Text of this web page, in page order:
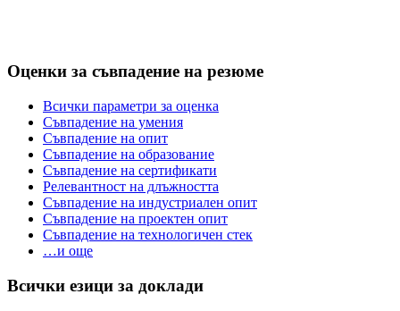
Оценки за съвпадение на резюме
Всички параметри за оценка
Съвпадение на умения
Съвпадение на опит
Съвпадение на образование
Съвпадение на сертификати
Релевантност на длъжността
Съвпадение на индустриален опит
Съвпадение на проектен опит
Съвпадение на технологичен стек
…и още
Всички езици за доклади